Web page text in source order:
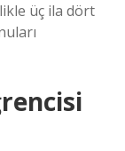
üç ila dört